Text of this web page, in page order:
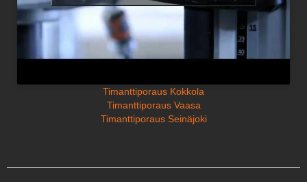
Timanttiporaus Kokkola
Timanttiporaus Vaasa
Timanttiporaus Seinäjoki